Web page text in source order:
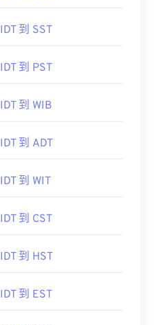
IDT 到 SST
IDT 到 PST
IDT 到 WIB
IDT 到 ADT
IDT 到 WIT
IDT 到 CST
IDT 到 HST
IDT 到 EST